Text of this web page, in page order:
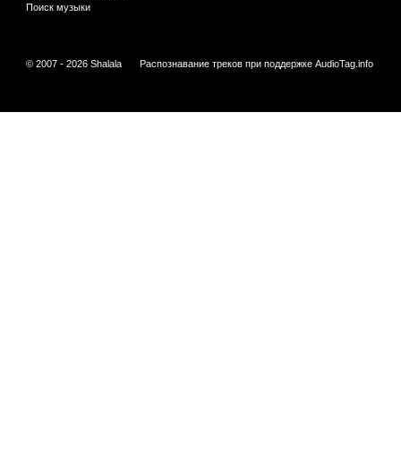
Поиск музыки
© 2007 - 2026 Shalala Распознавание треков при поддержке AudioTag.info